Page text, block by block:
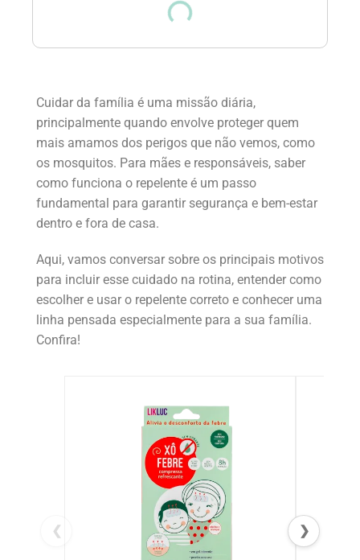
Cuidar da família é uma missão diária,
principalmente quando envolve proteger quem
mais amamos dos perigos que não vemos, como
os mosquitos. Para mães e responsáveis, saber
como funciona o repelente é um passo
fundamental para garantir segurança e bem-estar
dentro e fora de casa.
Aqui, vamos conversar sobre os principais motivos
para incluir esse cuidado na rotina, entender como
escolher e usar o repelente correto e conhecer uma
linha pensada especialmente para a sua família.
Confira!
❮ ❯